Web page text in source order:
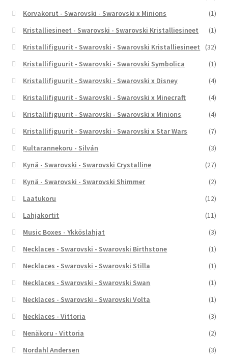
Korvakorut - Swarovski - Swarovski x Minions
(1)
Kristalliesineet - Swarovski - Swarovski Kristalliesineet
(1)
Kristallifiguurit - Swarovski - Swarovski Kristalliesineet
(32)
Kristallifiguurit - Swarovski - Swarovski Symbolica
(1)
Kristallifiguurit - Swarovski - Swarovski x Disney
(4)
Kristallifiguurit - Swarovski - Swarovski x Minecraft
(4)
Kristallifiguurit - Swarovski - Swarovski x Minions
(4)
Kristallifiguurit - Swarovski - Swarovski x Star Wars
(7)
Kultarannekoru - Silván
(3)
Kynä - Swarovski - Swarovski Crystalline
(27)
Kynä - Swarovski - Swarovski Shimmer
(2)
Laatukoru
(12)
Lahjakortit
(11)
Music Boxes - Ykköslahjat
(3)
Necklaces - Swarovski - Swarovski Birthstone
(1)
Necklaces - Swarovski - Swarovski Stilla
(1)
Necklaces - Swarovski - Swarovski Swan
(1)
Necklaces - Swarovski - Swarovski Volta
(1)
Necklaces - Vittoria
(3)
Nenäkoru - Vittoria
(2)
Nordahl Andersen
(3)